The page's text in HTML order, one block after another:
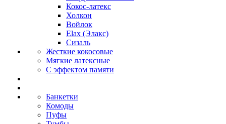
Кокос-латекс
Холкон
Войлок
Elax (Элакс)
Сизаль
Жесткие кокосовые
Мягкие латексные
С эффектом памяти
Банкетки
Комоды
Пуфы